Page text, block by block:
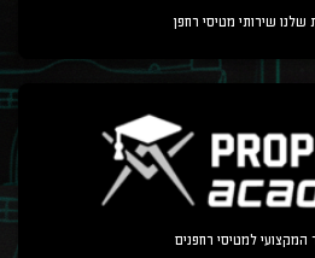
שירותי מטיסי רחפן
המקצועי למטיסי רחפנים